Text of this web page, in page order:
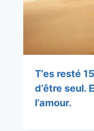
T’es resté
d’être seul.
l’amour.